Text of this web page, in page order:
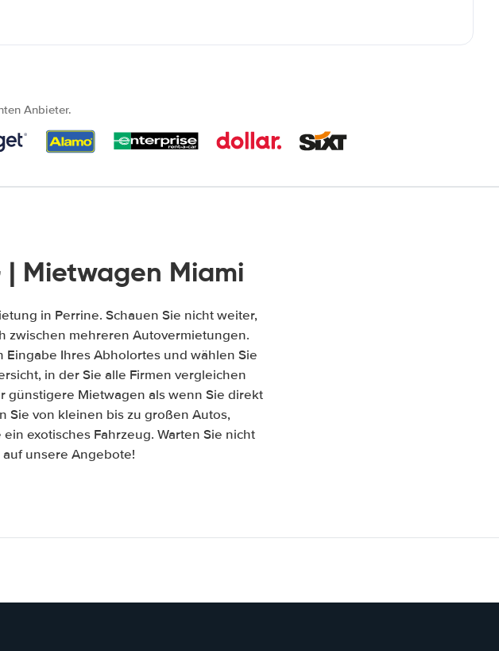
Anbieter.
| Mietwagen Miami
in Perrine. Schauen Sie nicht weiter,
zwischen mehreren Autovermietungen.
Ihres Abholortes und wählen Sie
in der Sie alle Firmen vergleichen
Mietwagen als wenn Sie direkt
Sie von kleinen bis zu großen Autos,
exotisches Fahrzeug. Warten Sie nicht
unsere Angebote!